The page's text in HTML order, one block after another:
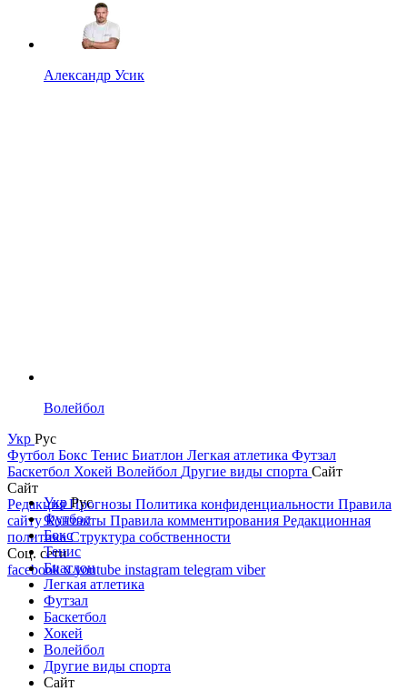
Александр Усик
Волейбол
Укр Рус
Футбол Бокс Тенис Биатлон Легкая атлетика Футзал
Баскетбол Хокей Волейбол Другие виды спорта Сайт
Сайт
РедакцияПрогнозы Политика конфиденциальности Правила
сайтуКонтакты Правила комментирования Редакционная
политикаСтруктура собственности
Соц. сети
facebookxyoutube instagram telegram viber
УкрРус
Футбол
Бокс
Тенис
Биатлон
Легкая атлетика
Футзал
Баскетбол
Хокей
Волейбол
Другие виды спорта
Сайт